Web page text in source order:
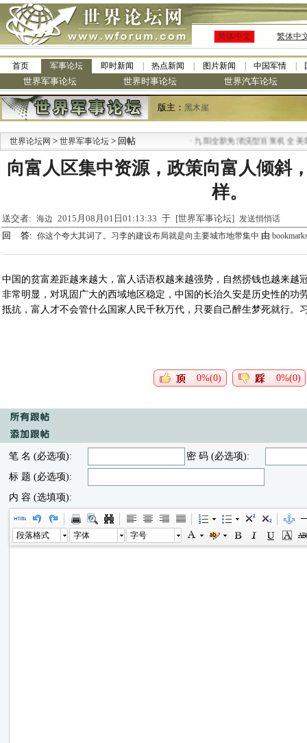
简体中文 繁体中
首页 军事论坛 即时新闻 热点新闻 图片新闻 中国军情
世界军事论坛 世界时事论坛 世界汽车论坛
版主： 黑木崖
世界论坛网 > 世界军事论坛 > 回帖 九阳全新免清洗型豆浆机 全美最
向富人区集中资源，政策向富人倾斜
样。
送交者: 海边 2015月08月01日01:13:33 于 [世界军事论坛] 发送悄悄话
回 答: 你这个夸大其词了。习李的建设布局就是向主要城市地带集中 由
中国的贫富差距越来越大，富人话语权越来越强势，自然捞钱也越来越
非常明显，对巩固广大的西域地区稳定，中国的长治久安是历史性的功
抵抗，富人才不会管什么国家人民千秋万代，只要自己醉生梦死就行。
0%(0) 0%(0)
笔 名 (必选项):
密 码 (必选项):
标 题 (必选项):
内 容 (选填项):
段落格式 字体 字号